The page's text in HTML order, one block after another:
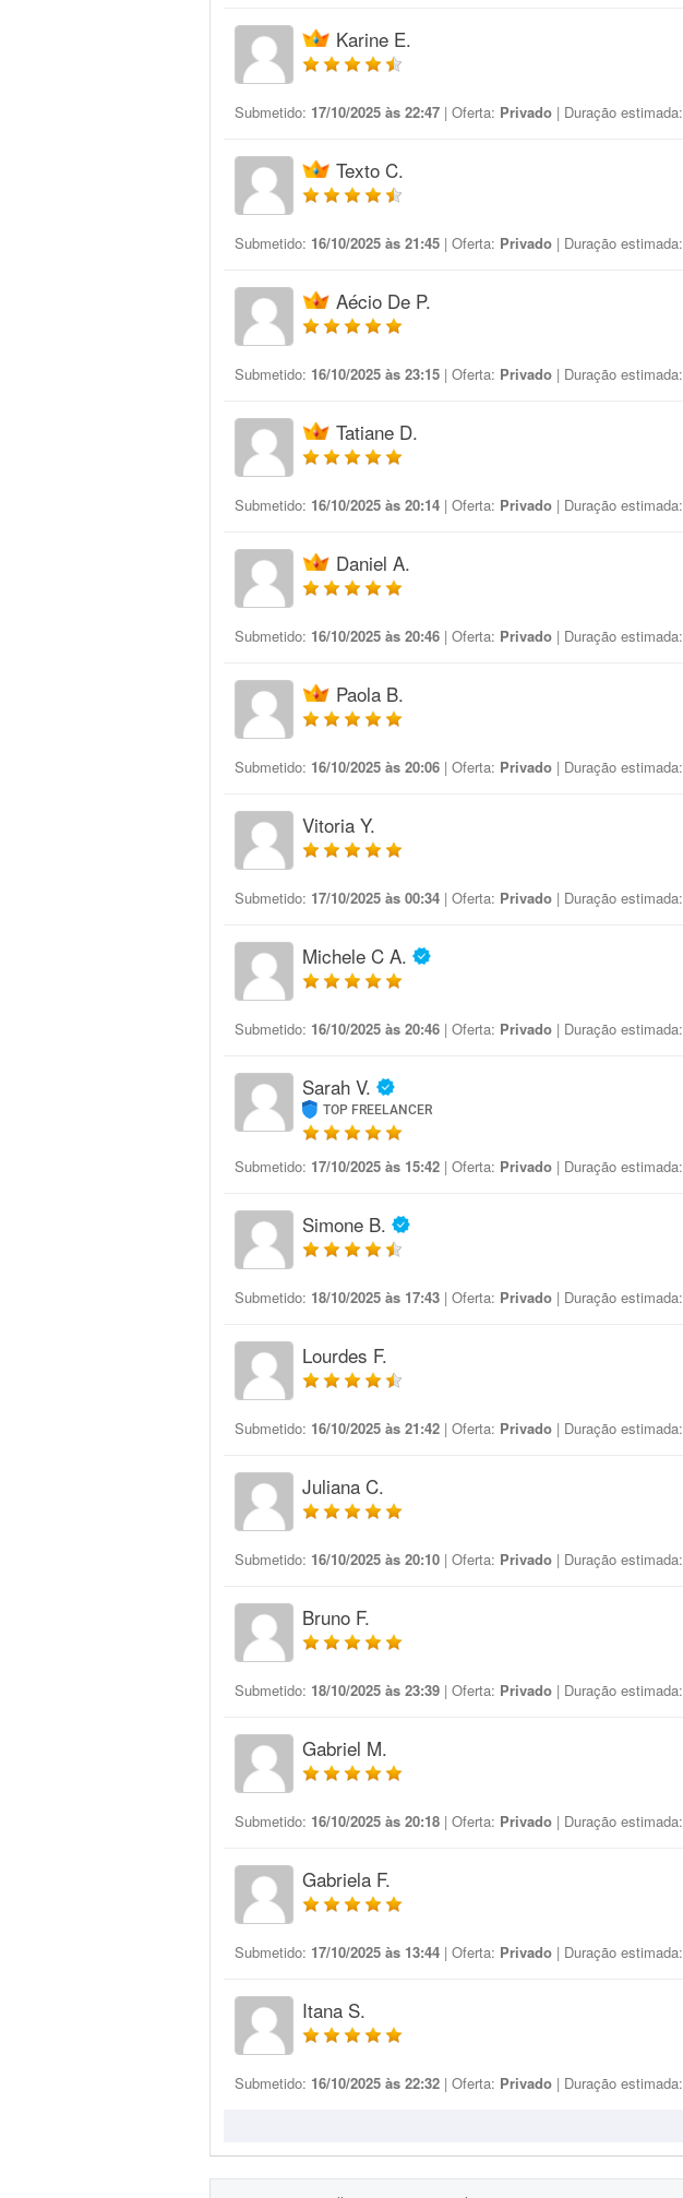
Karine E.
Submetido: 17/10/2025 às 22:47 | Oferta: Privado | Duração estimada:
Texto C.
Submetido: 16/10/2025 às 21:45 | Oferta: Privado | Duração estimada:
Aécio De P.
Submetido: 16/10/2025 às 23:15 | Oferta: Privado | Duração estimada:
Tatiane D.
Submetido: 16/10/2025 às 20:14 | Oferta: Privado | Duração estimada:
Daniel A.
Submetido: 16/10/2025 às 20:46 | Oferta: Privado | Duração estimada:
Paola B.
Submetido: 16/10/2025 às 20:06 | Oferta: Privado | Duração estimada:
Vitoria Y.
Submetido: 17/10/2025 às 00:34 | Oferta: Privado | Duração estimada:
Michele C A.
Submetido: 16/10/2025 às 20:46 | Oferta: Privado | Duração estimada:
Sarah V.
TOP FREELANCER
Submetido: 17/10/2025 às 15:42 | Oferta: Privado | Duração estimada:
Simone B.
Submetido: 18/10/2025 às 17:43 | Oferta: Privado | Duração estimada:
Lourdes F.
Submetido: 16/10/2025 às 21:42 | Oferta: Privado | Duração estimada:
Juliana C.
Submetido: 16/10/2025 às 20:10 | Oferta: Privado | Duração estimada:
Bruno F.
Submetido: 18/10/2025 às 23:39 | Oferta: Privado | Duração estimada:
Gabriel M.
Submetido: 16/10/2025 às 20:18 | Oferta: Privado | Duração estimada:
Gabriela F.
Submetido: 17/10/2025 às 13:44 | Oferta: Privado | Duração estimada:
Itana S.
Submetido: 16/10/2025 às 22:32 | Oferta: Privado | Duração estimada: